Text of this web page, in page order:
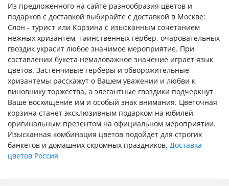
Из предложенного на сайте разнообразия цветов и
подарков с доставкой выбирайте с доставкой в Москве:
Слон - турист или Корзина с изысканным сочетанием
нежных хризантем, таинственных гербер, очаровательных
гвоздик украсит любое значимое мероприятие. При
составлении букета немаловажное значение играет язык
цветов. Застенчивые герберы и обворожительные
хризантемы расскажут о Вашем уважении и любви к
виновнику торжества, а элегантные гвоздики подчеркнут
Ваше восхищение им и особый знак внимания. Цветочная
корзина станет эксклюзивным подарком на юбилей,
оригинальным презентом на официальном мероприятии.
Изысканная комбинация цветов подойдет для строгих
банкетов и домашних скромных праздников. Доставка
цветов Россия